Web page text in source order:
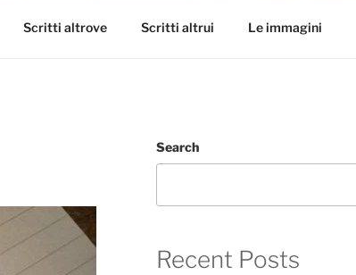
Scritti altrove Scritti altrui Le immagini
Search
Recent Posts